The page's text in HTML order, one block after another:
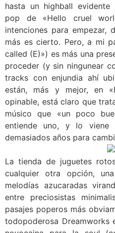
hasta un highball
pop de «Hello cruel
intenciones para
más es cierto. Pero, a mi
called (E)») es más una
proceder (y sin ningunear
tracks con enjundia ahí
están, más y mejor, en
opinable, está claro que
músico que «un poco
entiende uno, y lo viene
demasiados años para
La tienda de juguetes
cualquier otra opción,
melodías azucaradas
entre preciosistas
pasajes poperos más
todopoderosa Dreamworks